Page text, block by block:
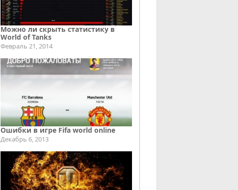
Можно ли скрыть статистику в
World of Tanks
Февраль 21, 2014
Ошибки в игре Fifa world online
Декабрь 6, 2013